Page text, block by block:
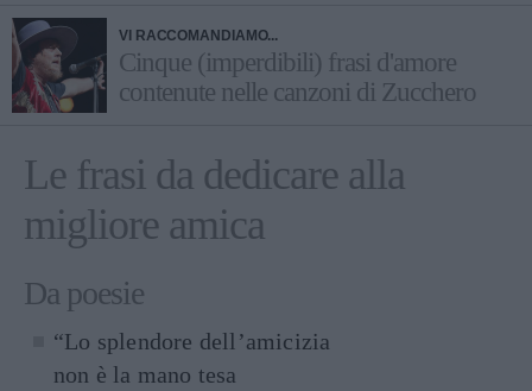
VI RACCOMANDIAMO...
Cinque (imperdibili) frasi d'amore
contenute nelle canzoni di Zucchero
Le frasi da dedicare alla
migliore amica
Da poesie
“Lo splendore dell’amicizia
non è la mano tesa